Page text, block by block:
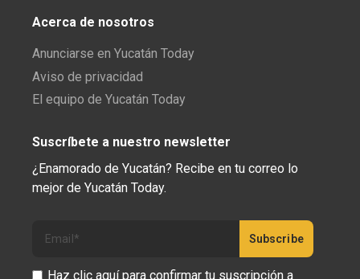
Acerca de nosotros
Anunciarse en Yucatán Today
Aviso de privacidad
El equipo de Yucatán Today
Suscríbete a nuestro newsletter
¿Enamorado de Yucatán? Recibe en tu correo lo
mejor de Yucatán Today.
Haz clic aquí para confirmar tu suscripción a